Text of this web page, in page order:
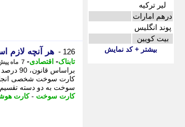
لیر ترکیه
درهم امارات
پوند انگلیس
بیت کویین
بیشتر + کد نمایش 126 - هر آنچه لازم
تابناک- اقتصادی- 7 ماه پیش - دوشنبه 29 دی 1404، 10:55
کارت سوخت شخصی
سوخت به دو دسته
کارت سوخت -کارت